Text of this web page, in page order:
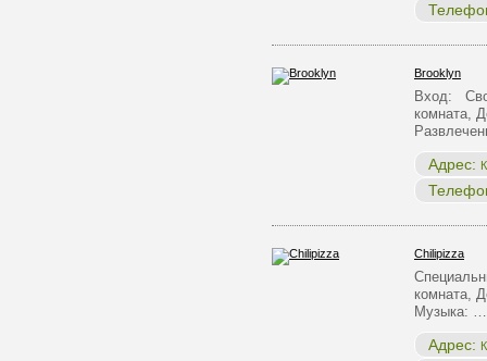
Brooklyn
Вход:
комната,
Адрес:
Chilipizza
комната,
Музыка: …
Адрес: